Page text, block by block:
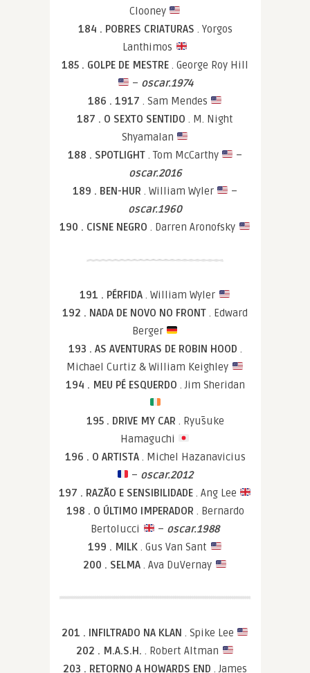
Clooney
184 . POBRES CRIATURAS . Yorgos
Lanthimos
185 . GOLPE DE MESTRE . George Roy Hill
– oscar.1974
186 . 1917 . Sam Mendes
187 . O SEXTO SENTIDO . M. Night
Shyamalan
188 . SPOTLIGHT . Tom McCarthy
–
oscar.2016
189 . BEN-HUR . William Wyler
–
oscar.1960
190 . CISNE NEGRO. Darren Aronofsky
191 . PÉRFIDA. William Wyler
192 . NADA DE NOVO NO FRONT . Edward
Berger
193 . AS AVENTURAS DE ROBIN HOOD .
Michael Curtiz & William Keighley
194 . MEU PÉ ESQUERDO . Jim Sheridan
195 . DRIVE MY CAR . Ryūsuke
Hamaguchi
196 . O ARTISTA . Michel Hazanavicius
– oscar.2012
197 . RAZÃO E SENSIBILIDADE . Ang Lee
198 . O ÚLTIMO IMPERADOR . Bernardo
Bertolucci
– oscar.1988
199 . MILK. Gus Van Sant
200 . SELMA. Ava DuVernay
201 . INFILTRADO NA KLAN . Spike Lee
202 . M.A.S.H.. Robert Altman
203 . RETORNO A HOWARDS END . James